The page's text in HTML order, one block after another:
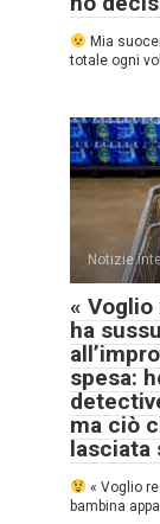
Mia
totale ogni
Notizie
«
ha
spesa:
ma ciò
lasciata
« Voglio
bambina